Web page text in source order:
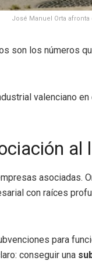
José Manuel Orta
son los números
valenciano
al
asociadas.
con raíces
para
conseguir una